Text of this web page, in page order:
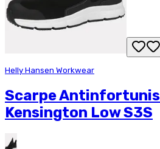
Helly Hansen Workwear
Scarpe
Kensington Low S3S